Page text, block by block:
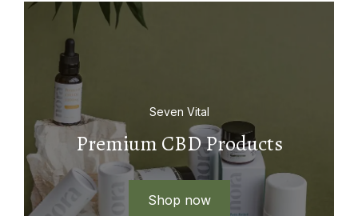
Seven Vital
Premium CBD Products
Shop now